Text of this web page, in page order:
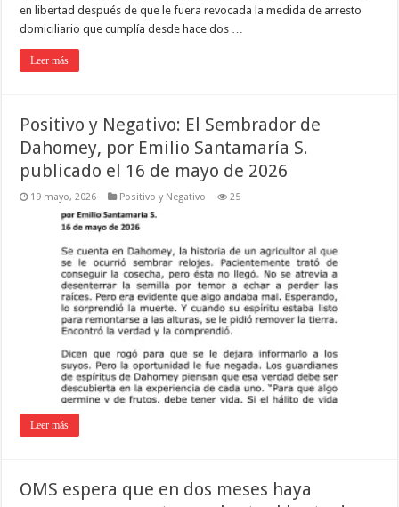
en libertad después de que le fuera revocada la medida de arresto
domiciliario que cumplía desde hace dos …
Leer más
Positivo y Negativo: El Sembrador de
Dahomey, por Emilio Santamaría S.
publicado el 16 de mayo de 2026
19 mayo, 2026 Positivo y Negativo 25
Leer más
OMS espera que en dos meses haya